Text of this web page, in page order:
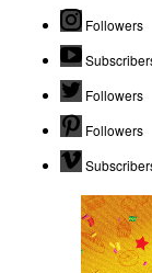
Followers
Followers
Followers